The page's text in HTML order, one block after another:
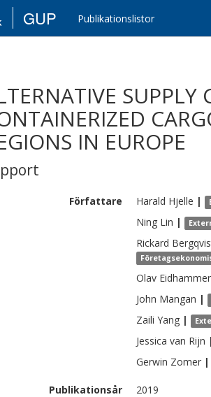
GUP Publikationslistor
SUPPLY
IN EUROPE
Författare Harald Hjelle |
Ning Lin |
Rickard
Olav Eidhammer
John Mangan |
Zaili Yang |
Jessica van Rijn
Gerwin Zomer |
Publikationsår
2019